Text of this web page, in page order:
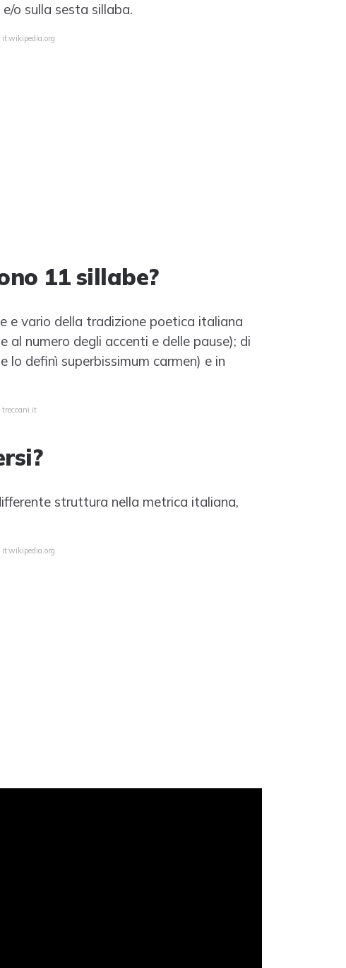
o sulla sesta sillaba.
11 sillabe?
e vario della tradizione poetica italiana
al numero degli accenti e delle pause); di
lo definì superbissimum carmen) e in
struttura nella metrica italiana,